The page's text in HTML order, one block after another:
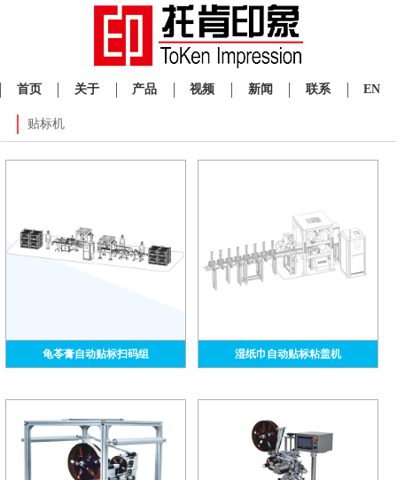
首页 关于 产品 视频 新闻 联系 EN
贴标机
龟苓膏自动贴标扫码组 湿纸巾自动贴标粘盖机